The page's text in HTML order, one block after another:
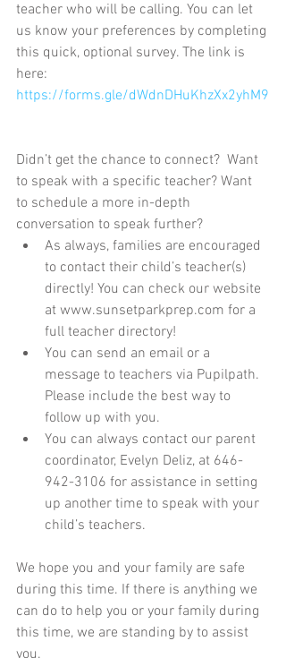
teacher who will be calling. You can let
us know your preferences by completing
this quick, optional survey. The link is
here:
https://forms.gle/dWdnDHuKhzXx2yhM9
Didn’t get the chance to connect?  Want
to speak with a specific teacher? Want
to schedule a more in-depth
conversation to speak further?
As always, families are encouraged
to contact their child’s teacher(s)
directly! You can check our website
at www.sunsetparkprep.com for a
full teacher directory!
You can send an email or a
message to teachers via Pupilpath.
Please include the best way to
follow up with you.
You can always contact our parent
coordinator, Evelyn Deliz, at 646-
942-3106 for assistance in setting
up another time to speak with your
child’s teachers.
We hope you and your family are safe
during this time. If there is anything we
can do to help you or your family during
this time, we are standing by to assist
you.